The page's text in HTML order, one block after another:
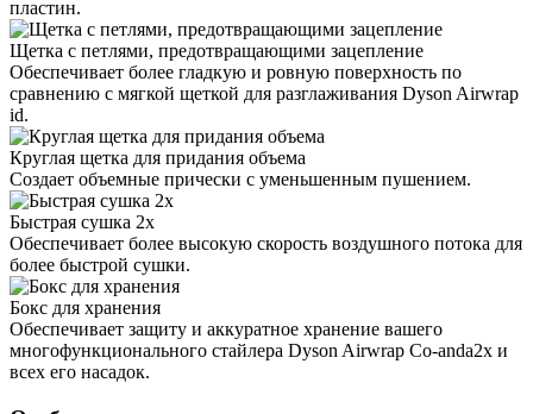
пластин.
Щетка с петлями, предотвращающими зацепление
Обеспечивает более гладкую и ровную поверхность по
сравнению с мягкой щеткой для разглаживания Dyson Airwrap
id.
Круглая щетка для придания объема
Создает объемные прически с уменьшенным пушением.
Быстрая сушка 2x
Обеспечивает более высокую скорость воздушного потока для
более быстрой сушки.
Бокс для хранения
Обеспечивает защиту и аккуратное хранение вашего
многофункционального стайлера Dyson Airwrap Co-anda2x и
всех его насадок.